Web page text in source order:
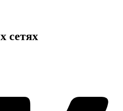
сетях